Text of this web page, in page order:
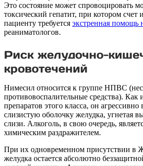
Это состояние может спровоцировать
токсический гепатит, при котором счет
пациенту требуется экстренная помощь
реаниматологов.
Риск желудочно-
кровотечений
Нимесил относится к группе НПВС
противовоспалительные средства). Как
препаратов этого класса, он агрессивно
слизистую оболочку желудка, угнетая
слизи. Алкоголь, в свою очередь,
химическим раздражителем.
При их одновременном присутствии в
желудка остается абсолютно